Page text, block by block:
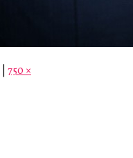
750 ×